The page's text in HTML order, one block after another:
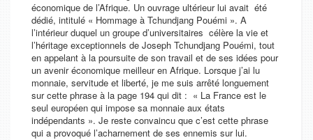
économique de l’Afrique. Un ouvrage ultérieur lui avait été
dédié, intitulé « Hommage à Tchundjang Pouémi ». A
l’intérieur duquel un groupe d’universitaires célère la vie et
l’héritage exceptionnels de Joseph Tchundjang Pouémi, tout
en appelant à la poursuite de son travail et de ses idées pour
un avenir économique meilleur en Afrique. Lorsque j’ai lu
monnaie, servitude et liberté, je me suis arrêté longuement
sur cette phrase à la page 194 qui dit : « La France est le
seul européen qui impose sa monnaie aux états
indépendants ». Je reste convaincu que c’est cette phrase
qui a provoqué l’acharnement de ses ennemis sur lui.